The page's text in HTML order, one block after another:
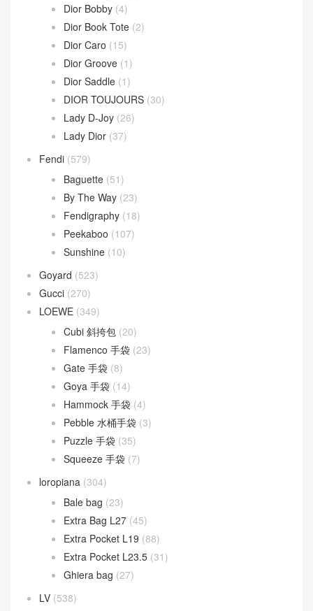
Dior Bobby (4)
Dior Book Tote (2)
Dior Caro (15)
Dior Groove (1)
Dior Saddle (1)
DIOR TOUJOURS (30)
Lady D-Joy (26)
Lady Dior (37)
Fendi (579)
Baguette (51)
By The Way (23)
Fendigraphy (18)
Peekaboo (107)
Sunshine (10)
Goyard (523)
Gucci (270)
LOEWE (349)
Cubi 斜挎包 (20)
Flamenco 手袋 (23)
Gate 手袋 (8)
Goya 手袋 (14)
Hammock 手袋 (4)
Pebble 水桶手袋 (3)
Puzzle 手袋 (35)
Squeeze 手袋 (7)
loropiana (304)
Bale bag (23)
Extra Bag L27 (45)
Extra Pocket L19 (88)
Extra Pocket L23.5 (31)
Ghiera bag (27)
LV (538)